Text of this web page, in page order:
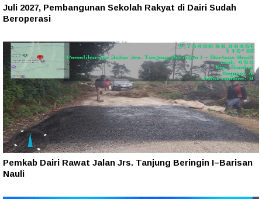
Juli 2027, Pembangunan Sekolah Rakyat di Dairi Sudah
Beroperasi
Pemkab Dairi Rawat Jalan Jrs. Tanjung Beringin I–Barisan
Nauli